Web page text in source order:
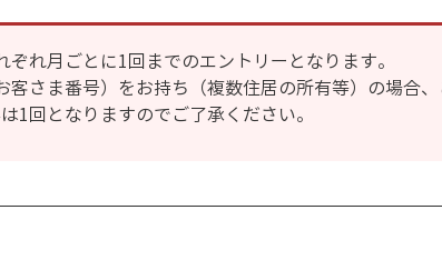
れ月ごとに1回までのエントリーとなります。
客さま番号）をお持ち（複数住居の所有等）の場合
1回となりますのでご了承ください。